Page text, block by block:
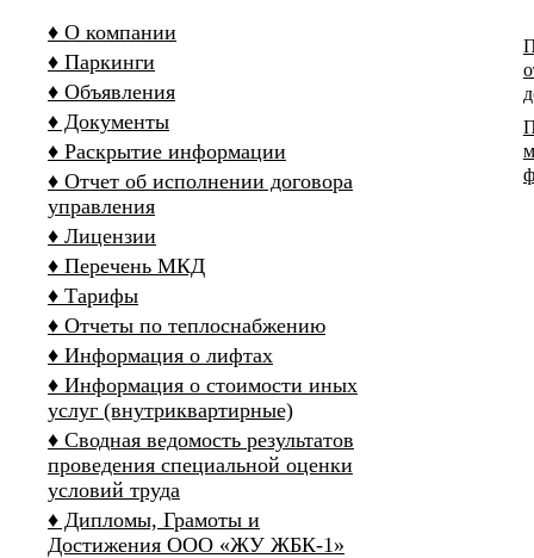
♦ О компании
♦ Паркинги
♦ Объявления
♦ Документы
♦ Раскрытие информации
♦ Отчет об исполнении договора
управления
♦ Лицензии
♦ Перечень МКД
♦ Тарифы
♦ Отчеты по теплоснабжению
♦ Информация о лифтах
♦ Информация о стоимости иных
услуг (внутриквартирные)
♦ Сводная ведомость результатов
проведения специальной оценки
условий труда
♦ Дипломы, Грамоты и
Достижения ООО «ЖУ ЖБК-1»